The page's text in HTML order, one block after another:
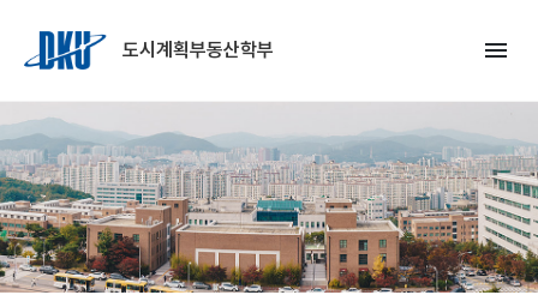
도시계획부동산학부
menu